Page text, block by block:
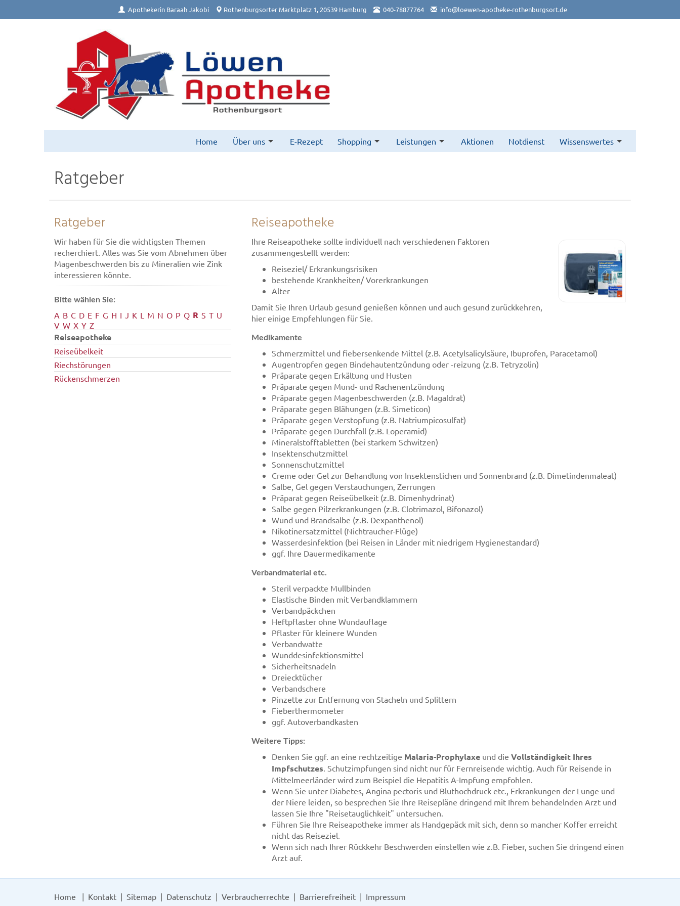
Apothekerin Baraah Jakobi Rothenburgsorter Marktplatz 1, 20539 Hamburg 040-78877764 info@loewen-apotheke-rothenburgsort.de
Home Über uns E-Rezept Shopping Leistungen Aktionen Notdienst Wissenswertes
Ratgeber
Ratgeber
Wir haben für Sie die wichtigsten Themen
recherchiert. Alles was Sie vom Abnehmen über
Magenbeschwerden bis zu Mineralien wie Zink
interessieren könnte.
Bitte wählen Sie:
A B C D E F G H I J K L M N O P Q R S T U
V W X Y Z
Reiseapotheke
Reiseübelkeit
Riechstörungen
Rückenschmerzen
Reiseapotheke
Ihre Reiseapotheke sollte individuell nach verschiedenen Faktoren
zusammengestellt werden:
Reiseziel/ Erkrankungsrisiken
bestehende Krankheiten/ Vorerkrankungen
Alter
Damit Sie Ihren Urlaub gesund genießen können und auch gesund zurückkehren,
hier einige Empfehlungen für Sie.
Medikamente
Schmerzmittel und fiebersenkende Mittel (z.B. Acetylsalicylsäure, Ibuprofen, Paracetamol)
Augentropfen gegen Bindehautentzündung oder -reizung (z.B. Tetryzolin)
Präparate gegen Erkältung und Husten
Präparate gegen Mund- und Rachenentzündung
Präparate gegen Magenbeschwerden (z.B. Magaldrat)
Präparate gegen Blähungen (z.B. Simeticon)
Präparate gegen Verstopfung (z.B. Natriumpicosulfat)
Präparate gegen Durchfall (z.B. Loperamid)
Mineralstofftabletten (bei starkem Schwitzen)
Insektenschutzmittel
Sonnenschutzmittel
Creme oder Gel zur Behandlung von Insektenstichen und Sonnenbrand (z.B. Dimetindenmaleat)
Salbe, Gel gegen Verstauchungen, Zerrungen
Präparat gegen Reiseübelkeit (z.B. Dimenhydrinat)
Salbe gegen Pilzerkrankungen (z.B. Clotrimazol, Bifonazol)
Wund und Brandsalbe (z.B. Dexpanthenol)
Nikotinersatzmittel (Nichtraucher-Flüge)
Wasserdesinfektion (bei Reisen in Länder mit niedrigem Hygienestandard)
ggf. Ihre Dauermedikamente
Verbandmaterial etc.
Steril verpackte Mullbinden
Elastische Binden mit Verbandklammern
Verbandpäckchen
Heftpflaster ohne Wundauflage
Pflaster für kleinere Wunden
Verbandwatte
Wunddesinfektionsmittel
Sicherheitsnadeln
Dreiecktücher
Verbandschere
Pinzette zur Entfernung von Stacheln und Splittern
Fieberthermometer
ggf. Autoverbandkasten
Weitere Tipps:
Denken Sie ggf. an eine rechtzeitige Malaria-Prophylaxe und die Vollständigkeit Ihres
Impfschutzes . Schutzimpfungen sind nicht nur für Fernreisende wichtig. Auch für Reisende in
Mittelmeerländer wird zum Beispiel die Hepatitis A-Impfung empfohlen.
Wenn Sie unter Diabetes, Angina pectoris und Bluthochdruck etc., Erkrankungen der Lunge und
der Niere leiden, so besprechen Sie Ihre Reisepläne dringend mit Ihrem behandelnden Arzt und
lassen Sie Ihre "Reisetauglichkeit" untersuchen.
Führen Sie Ihre Reiseapotheke immer als Handgepäck mit sich, denn so mancher Koffer erreicht
nicht das Reiseziel.
Wenn sich nach Ihrer Rückkehr Beschwerden einstellen wie z.B. Fieber, suchen Sie dringend einen
Arzt auf.
Home Kontakt Sitemap Datenschutz Verbraucherrechte Barrierefreiheit Impressum